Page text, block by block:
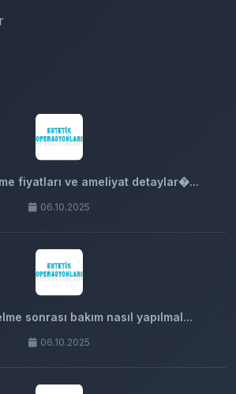
fiyatları ve ameliyat detaylar�...
06.10.2025
sonrası bakım nasıl yapılmal...
06.10.2025